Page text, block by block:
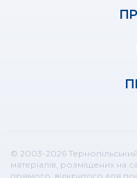
© 2003-2026
матеріалів, розміщених на
прямого, відкритого для